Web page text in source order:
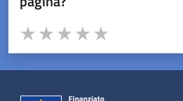
Valuta da 1 a 5 stelle la pagina
Valuta 5 stelle su 5
Valuta 4 stelle su 5
Valuta 3 stelle su 5
Valuta 2 stelle su 5
Valuta 1 stelle su 5